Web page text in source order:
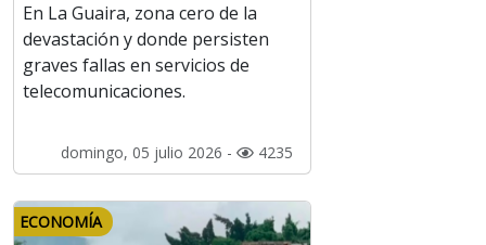
En La Guaira, zona cero de la
devastación y donde persisten
graves fallas en servicios de
telecomunicaciones.
domingo, 05 julio 2026 - 4235
ECONOMÍA